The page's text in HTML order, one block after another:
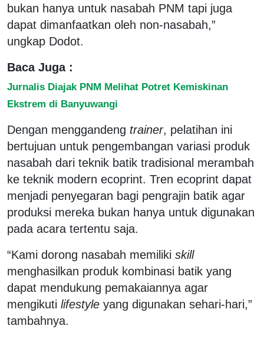
bukan hanya untuk nasabah PNM tapi juga
dapat dimanfaatkan oleh non-nasabah,”
ungkap Dodot.
Baca Juga :
Jurnalis Diajak PNM Melihat Potret Kemiskinan
Ekstrem di Banyuwangi
Dengan menggandeng trainer, pelatihan ini
bertujuan untuk pengembangan variasi produk
nasabah dari teknik batik tradisional merambah
ke teknik modern ecoprint. Tren ecoprint dapat
menjadi penyegaran bagi pengrajin batik agar
produksi mereka bukan hanya untuk digunakan
pada acara tertentu saja.
“Kami dorong nasabah memiliki skill
menghasilkan produk kombinasi batik yang
dapat mendukung pemakaiannya agar
mengikuti lifestyle yang digunakan sehari-hari,”
tambahnya.